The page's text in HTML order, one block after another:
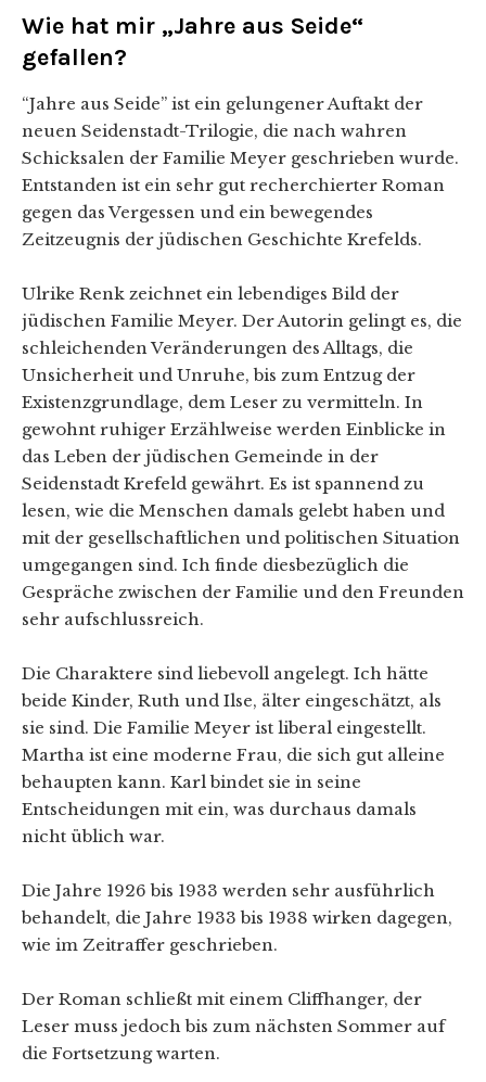
Wie hat mir „Jahre aus Seide“
gefallen?
“Jahre aus Seide” ist ein gelungener Auftakt der
neuen Seidenstadt-Trilogie, die nach wahren
Schicksalen der Familie Meyer geschrieben wurde.
Entstanden ist ein sehr gut recherchierter Roman
gegen das Vergessen und ein bewegendes
Zeitzeugnis der jüdischen Geschichte Krefelds.
Ulrike Renk zeichnet ein lebendiges Bild der
jüdischen Familie Meyer. Der Autorin gelingt es, die
schleichenden Veränderungen des Alltags, die
Unsicherheit und Unruhe, bis zum Entzug der
Existenzgrundlage, dem Leser zu vermitteln. In
gewohnt ruhiger Erzählweise werden Einblicke in
das Leben der jüdischen Gemeinde in der
Seidenstadt Krefeld gewährt. Es ist spannend zu
lesen, wie die Menschen damals gelebt haben und
mit der gesellschaftlichen und politischen Situation
umgegangen sind. Ich finde diesbezüglich die
Gespräche zwischen der Familie und den Freunden
sehr aufschlussreich.
Die Charaktere sind liebevoll angelegt. Ich hätte
beide Kinder, Ruth und Ilse, älter eingeschätzt, als
sie sind. Die Familie Meyer ist liberal eingestellt.
Martha ist eine moderne Frau, die sich gut alleine
behaupten kann. Karl bindet sie in seine
Entscheidungen mit ein, was durchaus damals
nicht üblich war.
Die Jahre 1926 bis 1933 werden sehr ausführlich
behandelt, die Jahre 1933 bis 1938 wirken dagegen,
wie im Zeitraffer geschrieben.
Der Roman schließt mit einem Cliffhanger, der
Leser muss jedoch bis zum nächsten Sommer auf
die Fortsetzung warten.